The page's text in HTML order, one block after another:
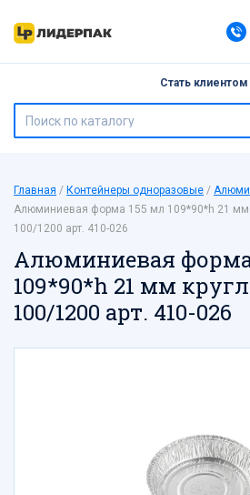
Стать клиентом
Назад
Барные принадлежности
Бумажная продукция
Ведра, банки с герметичной
Галантерея
Контейнеры одноразовые
Контейнеры-ракушки, тортницы,
Лотки
Пакеты вакуумные, подложки,
Пакеты с клеевым клапаном,
Главная Контейнеры одноразовые
Алюминиевая форма 155 мл 109*90*h 21 мм
100/1200 арт. 410-026
Алюминиевая
109*90*h 21 мм
100/1200 арт. 410-026